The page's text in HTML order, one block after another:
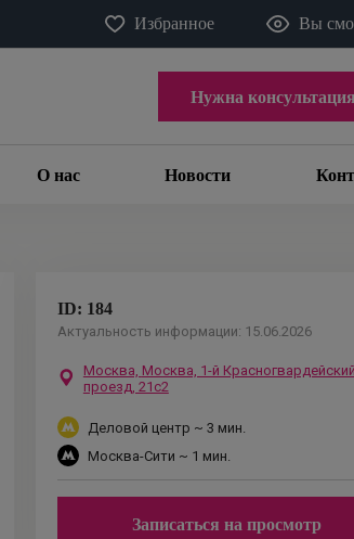
Избранное Вы
Нужна
О нас Новости
ID: 184
Актуальность информации: 15.06.2026
Москва, Москва, 1-й Красногвардейский
проезд, 21с2
Деловой центр ~ 3 мин.
Москва-Сити ~ 1 мин.
Записаться на просмотр